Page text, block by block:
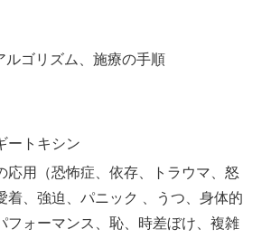
ルゴリズム、施療の手順
ートキシン
応用（恐怖症、依存、トラウマ、怒
着、強迫、パニック 、うつ、身体的
フォーマンス、恥、時差ぼけ、複雑